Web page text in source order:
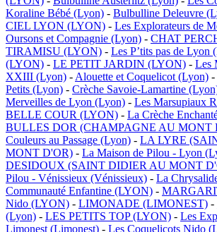
Koraline Bébé (Lyon) - Bulbulline Deleuvre
CIEL LYON (LYON) - Les Explorateurs de
Oursons et Compagnie (Lyon) - CHAT
TIRAMISU (LYON) - Les P’tits pas de Lyon
(LYON) - LE PETIT JARDIN (LYON) - Les
XXIII (Lyon) - Alouette et Coquelicot (Lyon) -
Petits (Lyon) - Crèche Savoie-Lamartine
Merveilles de Lyon (Lyon) - Les Marsupiaux
BELLE COUR (LYON) - La Crèche
BULLES DOR (CHAMPAGNE AU MONT
Couleurs au Passage (Lyon) - LA LYRE
MONT D'OR) - La Maison de Pilou - Lyon
DESIDOUX (SAINT DIDIER AU MONT
Pilou - Vénissieux (Vénissieux) - La
Communauté Enfantine (LYON) -
Nido (LYON) - LIMONADE (LIMONEST) -
(Lyon) - LES PETITS TOP (LYON) - Les
Limonest (Limonest) - Les Coquelicots Nido